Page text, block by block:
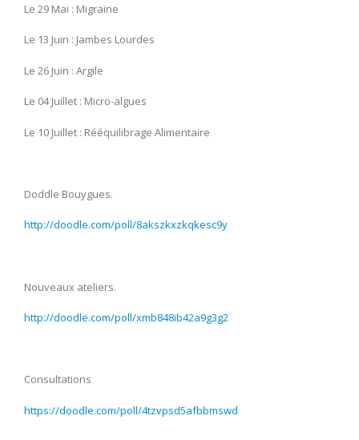
Le 29 Mai : Migraine
Le 13 Juin : Jambes Lourdes
Le 26 Juin : Argile
Le 04 Juillet : Micro-algues
Le 10 Juillet : Rééquilibrage Alimentaire
Doddle Bouygues.
http://doodle.com/poll/8akszkxzkqkesc9y
Nouveaux ateliers.
http://doodle.com/poll/xmb848ib42a9g3g2
Consultations
https://doodle.com/poll/4tzvpsd5afbbmswd